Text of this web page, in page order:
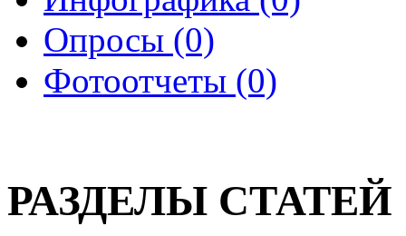
Опросы (0)
Фотоотчеты (0)
РАЗДЕЛЫ СТАТЕЙ